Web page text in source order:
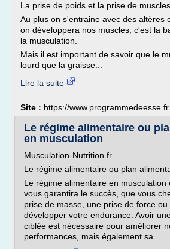
La prise de poids et la prise de muscles
Au plus on s'entraine avec des altères
on développera nos muscles, c'est la
la musculation.
Mais il est important de savoir que le
lourd que la graisse...
Lire la suite
Site : https://www.programmedeesse.fr
Le régime alimentaire ou
en musculation
Musculation-Nutrition.fr
Le régime alimentaire ou plan
Le régime alimentaire en musculation
vous garantira le succès, que vous
prise de masse, une prise de force ou
développer votre endurance. Avoir
ciblée est nécessaire pour améliorer
performances, mais également sa...